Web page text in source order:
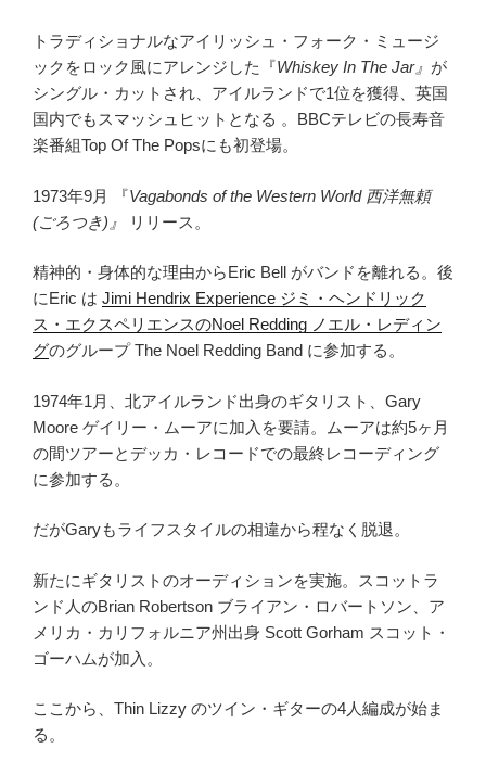
トラディショナルなアイリッシュ・フォーク・ミュージ
ックをロック風にアレンジした『Whiskey In The Jar』 が
シングル・カットされ、アイルランドで1位を獲得、英国
国内でもスマッシュヒットとなる 。BBCテレビの長寿音
楽番組Top Of The Popsにも初登場。
1973年9月 『Vagabonds of the Western World 西洋無頼
(ごろつき)』
リリース。
精神的・身体的な理由からEric Bell がバンドを離れる。後
にEric は Jimi Hendrix Experience ジミ・ヘンドリック
ス・エクスペリエンスのNoel Redding ノエル・レディン
グのグループ The Noel Redding Band に参加する。
1974年1月、北アイルランド出身のギタリスト、Gary
Moore ゲイリー・ムーアに加入を要請。ムーアは約5ヶ月
の間ツアーとデッカ・レコードでの最終レコーディング
に参加する。
だがGaryもライフスタイルの相違から程なく脱退。
新たにギタリストのオーディションを実施。スコットラ
ンド人のBrian Robertson ブライアン・ロバートソン、ア
メリカ・カリフォルニア州出身 Scott Gorham スコット・
ゴーハムが加入。
ここから、Thin Lizzy のツイン・ギターの4人編成が始ま
る。